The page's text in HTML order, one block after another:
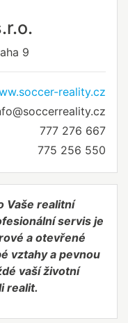
9
reality.cz
777 276 667
775 256 550
Vaše realitní
servis je
a otevřené
vztahy a pevnou
vaší životní
realit.